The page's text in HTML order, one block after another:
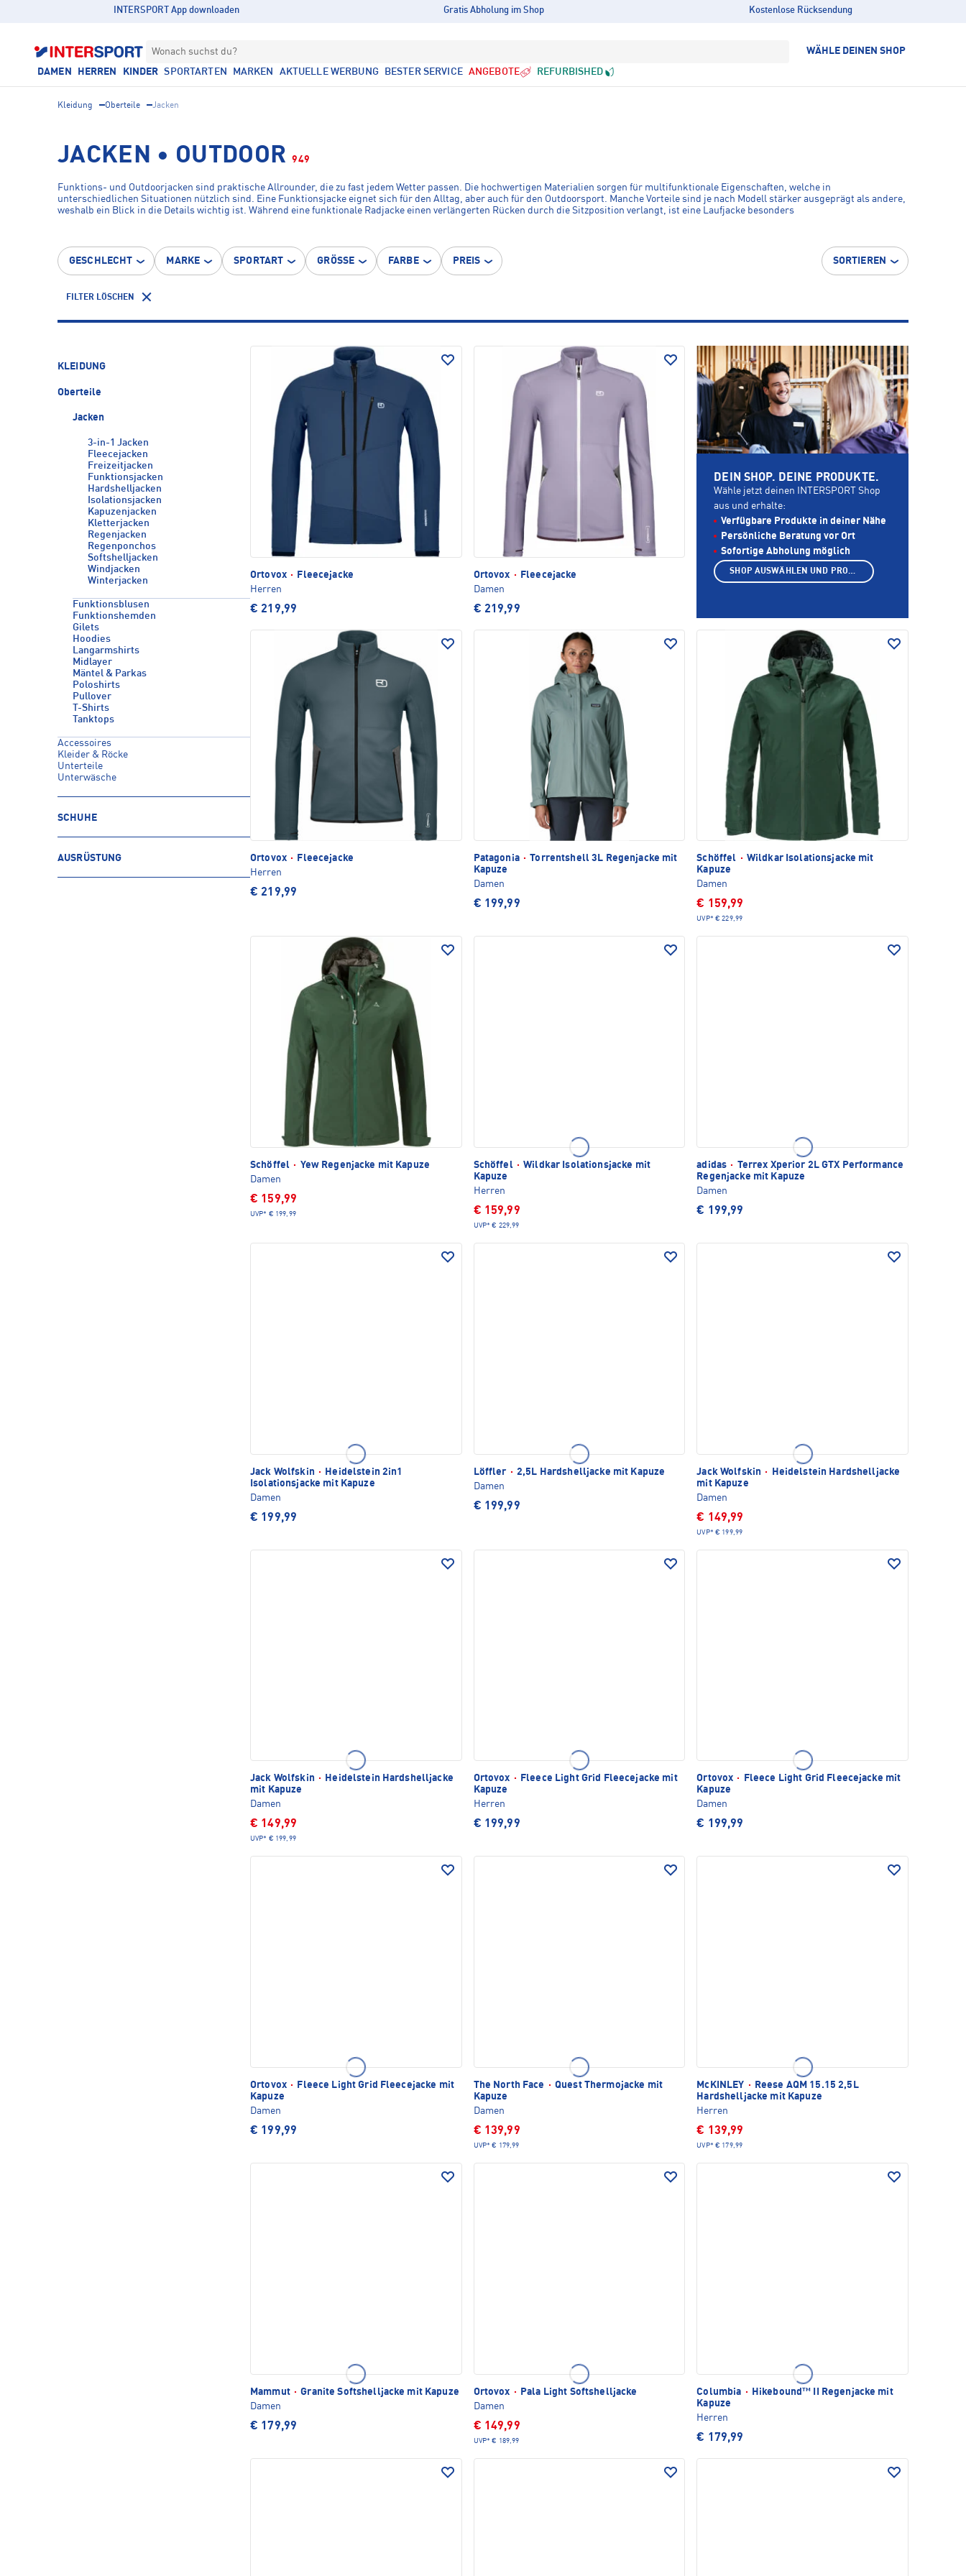
INTERSPORT App downloaden Gratis Abholung im Shop Kostenlose Rücksendung
Wonach suchst du? WÄHLE DEINEN SHOP
DAMEN HERREN KINDER SPORTARTEN MARKEN AKTUELLE WERBUNG BESTER SERVICE ANGEBOTE REFURBISHED
Kleidung Oberteile Jacken
JACKEN • OUTDOOR 949
Funktions- und Outdoorjacken sind praktische Allrounder, die zu fast jedem Wetter passen. Die hochwertigen Materialien sorgen für multifunktionale Eigenschaften, welche in
unterschiedlichen Situationen nützlich sind. Eine Funktionsjacke eignet sich für den Alltag, aber auch für den Outdoorsport. Manche Vorteile sind je nach Modell stärker ausgeprägt als andere,
weshalb ein Blick in die Details wichtig ist. Während eine funktionale Radjacke einen verlängerten Rücken durch die Sitzposition verlangt, ist eine Laufjacke besonders
GESCHLECHT MARKE SPORTART GRÖSSE FARBE PREIS SORTIEREN
FILTER LÖSCHEN
KLEIDUNG
Oberteile
Jacken
3-in-1 Jacken
Fleecejacken
Freizeitjacken
Funktionsjacken
Hardshelljacken
Isolationsjacken
Kapuzenjacken
Kletterjacken
Regenjacken
Regenponchos
Softshelljacken
Windjacken
Winterjacken
Funktionsblusen
Funktionshemden
Gilets
Hoodies
Langarmshirts
Midlayer
Mäntel & Parkas
Poloshirts
Pullover
T-Shirts
Tanktops
Accessoires
Kleider & Röcke
Unterteile
Unterwäsche
SCHUHE
AUSRÜSTUNG
Ortovox ·
Fleecejacke
Herren
€ 219,99
Ortovox ·
Fleecejacke
Damen
€ 219,99
Ortovox ·
Fleecejacke
Herren
€ 219,99
Patagonia · Torrentshell 3L Regenjacke mit
Kapuze
Damen
€ 199,99
Schöffel · Wildkar Isolationsjacke mit
Kapuze
Damen
€ 159,99
UVP* € 229,99
Schöffel · Yew Regenjacke mit Kapuze
Damen
€ 159,99
UVP* € 199,99
Schöffel · Wildkar Isolationsjacke mit
Kapuze
Herren
€ 159,99
UVP* € 229,99
adidas · Terrex Xperior 2L GTX Performance
Regenjacke mit Kapuze
Damen
€ 199,99
Jack Wolfskin ·
Heidelstein 2in1
Isolationsjacke mit Kapuze
Damen
€ 199,99
Löffler · 2,5L Hardshelljacke mit Kapuze
Damen
€ 199,99
Jack Wolfskin ·
Heidelstein Hardshelljacke
mit Kapuze
Damen
€ 149,99
UVP* € 199,99
Jack Wolfskin ·
Heidelstein Hardshelljacke
mit Kapuze
Damen
€ 149,99
UVP* € 199,99
Ortovox ·
Fleece Light Grid Fleecejacke mit
Kapuze
Herren
€ 199,99
Ortovox ·
Fleece Light Grid Fleecejacke mit
Kapuze
Damen
€ 199,99
Ortovox ·
Fleece Light Grid Fleecejacke mit
Kapuze
Damen
€ 199,99
The North Face · Quest Thermojacke mit
Kapuze
Damen
€ 139,99
UVP* € 179,99
McKINLEY ·
Reese AQM 15.15 2,5L
Hardshelljacke mit Kapuze
Herren
€ 139,99
UVP* € 179,99
Mammut · Granite Softshelljacke mit Kapuze
Damen
€ 179,99
Ortovox ·
Pala Light Softshelljacke
Damen
€ 149,99
UVP* € 189,99
Columbia ·
Hikebound™ II Regenjacke mit
Kapuze
Herren
€ 179,99
DEIN SHOP. DEINE PRODUKTE.
Wähle jetzt deinen INTERSPORT Shop
aus und erhalte:
Verfügbare Produkte in deiner Nähe
Persönliche Beratung vor Ort
Sofortige Abholung möglich
SHOP AUSWÄHLEN UND PRODUKTE ANZEIGEN